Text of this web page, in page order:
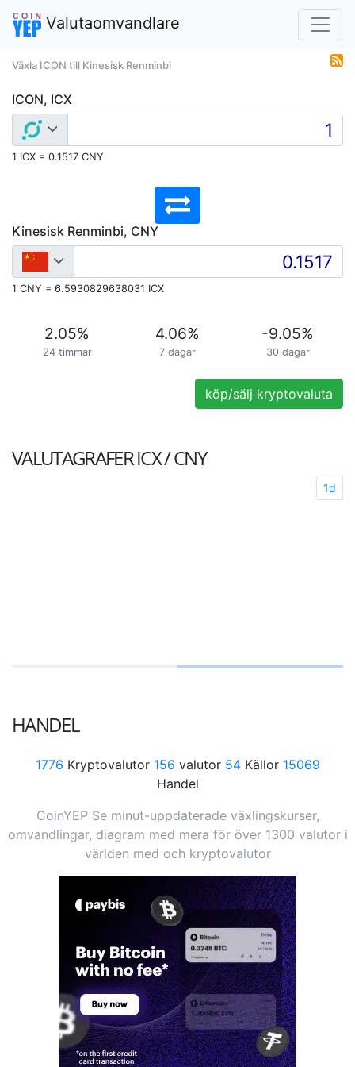
Valutaomvandlare
Växla ICON till Kinesisk Renminbi
ICON, ICX
1 ICX = 0.1517 CNY
Kinesisk Renminbi, CNY
1 CNY = 6.5930829638031 ICX
2.05%
24 timmar
4.06%
7 dagar
-9.05%
30 dagar
köp/sälj kryptovaluta
VALUTAGRAFERICX / CNY
1d
HANDEL
1776 Kryptovalutor 156 valutor 54Källor 15069
Handel
CoinYEP Se minut-uppdaterade växlingskurser,
omvandlingar, diagram med mera för över 1300 valutor i
världen med och kryptovalutor